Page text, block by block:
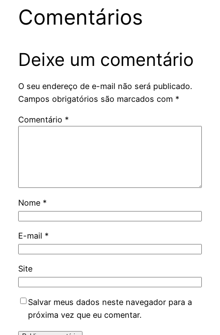
Comentários
Deixe um comentário
O seu endereço de e-mail não será publicado.
Campos obrigatórios são marcados com *
Comentário *
Nome *
E-mail *
Site
Salvar meus dados neste navegador para a
próxima vez que eu comentar.